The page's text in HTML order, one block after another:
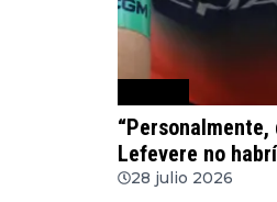
Lefevere no
28 julio 2026